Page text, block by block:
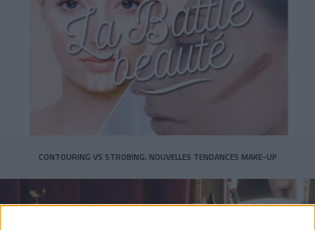
CONTOURING VS STROBING, NOUVELLES TENDANCES MAKE-UP